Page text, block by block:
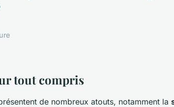
tout compris
de nombreux atouts, notamment la